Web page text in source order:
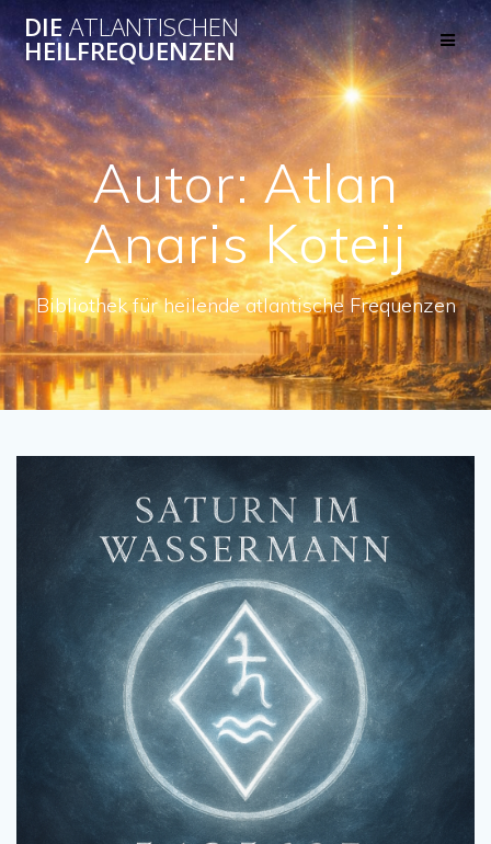
Skip
to
content
DIEATLANTISCHEN
HEILFREQUENZEN
Autor:Atlan
Anaris Koteij
Bibliothek für heilende atlantische Frequenzen